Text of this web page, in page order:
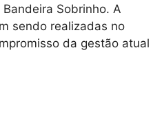
Sobrinho. A
sendo realizadas no
da gestão atual